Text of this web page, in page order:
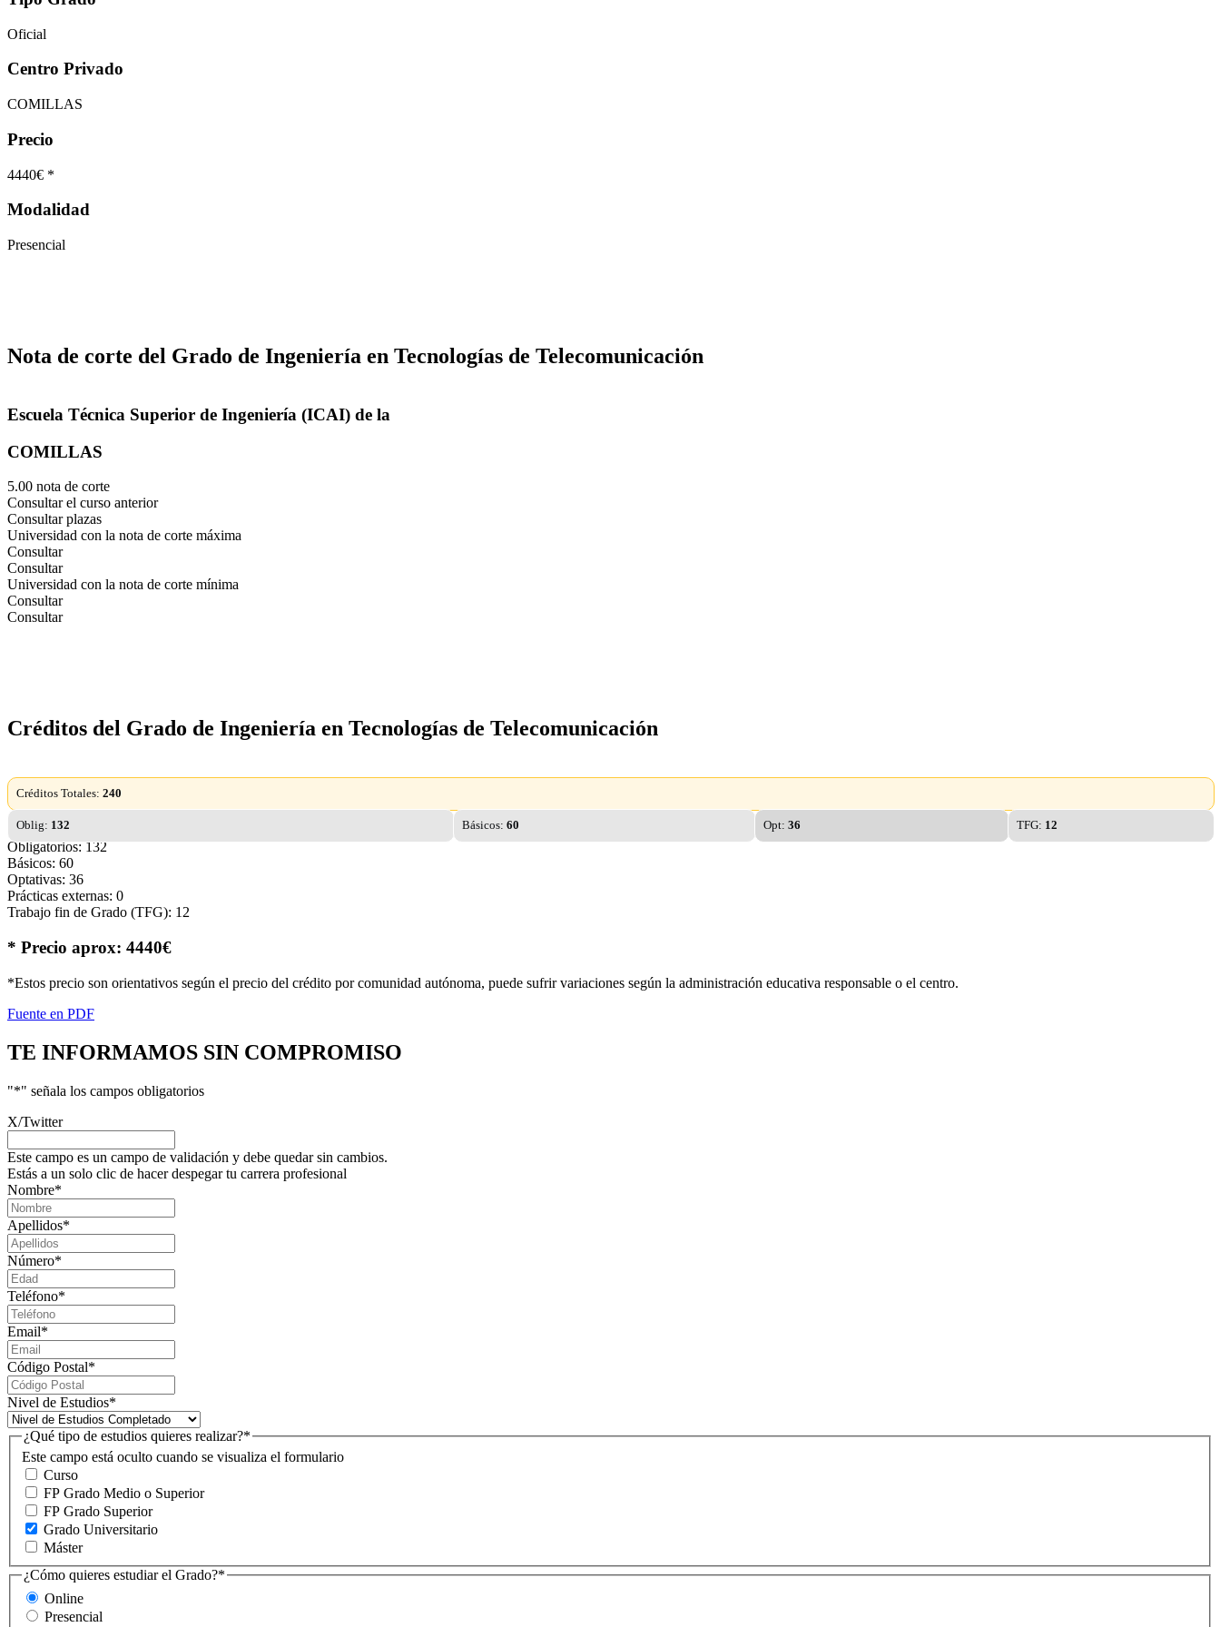
Oficial
Centro Privado
COMILLAS
Precio
4440€ *
Modalidad
Presencial
Nota de corte del Grado de Ingeniería en Tecnologías de Telecomunicación
Escuela Técnica Superior de Ingeniería (ICAI) de la
COMILLAS
5.00 nota de corte
Consultar el curso anterior
Consultar plazas
Universidad con la nota de corte máxima
Consultar
Consultar
Universidad con la nota de corte mínima
Consultar
Consultar
Créditos del Grado de Ingeniería en Tecnologías de Telecomunicación
Créditos Totales: 240
Oblig: 132 Básicos:60 Opt:36 TFG: 12
Obligatorios: 132
Básicos: 60
Optativas: 36
Prácticas externas: 0
Trabajo fin de Grado (TFG): 12
* Precio aprox: 4440€
*Estos precio son orientativos según el precio del crédito por comunidad autónoma, puede sufrir variaciones según la administración educativa responsable o el centro.
Fuente en PDF
TE INFORMAMOS SIN COMPROMISO
"*" señala los campos obligatorios
X/Twitter
Este campo es un campo de validación y debe quedar sin cambios.
Estás a un solo clic de hacer despegar tu carrera profesional
Nombre*
Apellidos*
Número*
Teléfono*
Email*
Código Postal*
Nivel de Estudios*
Este campo está oculto cuando se visualiza el formulario
¿Qué tipo de estudios quieres realizar?*
Curso
FP Grado Medio o Superior
FP Grado Superior
Grado Universitario
Máster
¿Cómo quieres estudiar el Grado?*
Online
Presencial